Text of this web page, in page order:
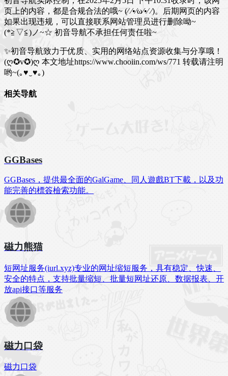
页上的内容，都是合规合法的哦~ (⁄ ⁄•⁄ω⁄•⁄ ⁄)。后期网页的内容
如果出现违规，可以直接联系网站管理员进行删除呦~
(*≧▽≦)ノ~☆ 初音导航不承担任何责任啦~
✨初音导航致力于优质、实用的网络站点资源收集与分享哦！
(ღ✪v✪)ღ 本文地址https://www.chooiin.com/ws/771 转载请注明
哟~(｡♥‿♥｡)
相关导航
GGBases
GGBases，提供最全面的GalGame、同人遊戲BT下載，以及功
能完善的標簽檢索功能。
磁力熊猫
短网址服务(iurl.xyz)专业的网址缩短服务，具有稳定、快速、
安全的特点，支持批量缩短、批量短网址还原、数据报表、开
放api接口等服务
磁力口袋
磁力口袋